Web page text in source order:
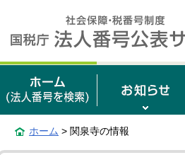
ホーム > 関泉寺の情報